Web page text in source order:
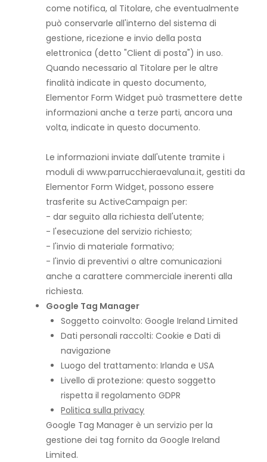
come notifica, al Titolare, che eventualmente
può conservarle all'interno del sistema di
gestione, ricezione e invio della posta
elettronica (detto "Client di posta") in uso.
Quando necessario al Titolare per le altre
finalità indicate in questo documento,
Elementor Form Widget può trasmettere dette
informazioni anche a terze parti, ancora una
volta, indicate in questo documento.
Le informazioni inviate dall'utente tramite i
moduli di www.parrucchieraevaluna.it, gestiti da
Elementor Form Widget, possono essere
trasferite su ActiveCampaign per:
- dar seguito alla richiesta dell'utente;
- l'esecuzione del servizio richiesto;
- l'invio di materiale formativo;
- l'invio di preventivi o altre comunicazioni
anche a carattere commerciale inerenti alla
richiesta.
Google Tag Manager
Soggetto coinvolto: Google Ireland Limited
Dati personali raccolti: Cookie e Dati di
navigazione
Luogo del trattamento: Irlanda e USA
Livello di protezione: questo soggetto
rispetta il regolamento GDPR
Politica sulla privacy
Google Tag Manager è un servizio per la
gestione dei tag fornito da Google Ireland
Limited.